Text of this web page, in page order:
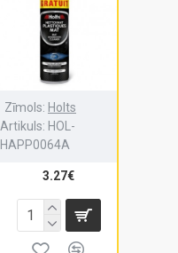
Zīmols: Holts
Artikuls: HOL-
HAPP0064A
3.27€